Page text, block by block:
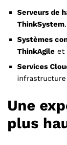
Serveurs de
ThinkSystem.
Systèmes
ThinkAgile et
Services
Une
plus